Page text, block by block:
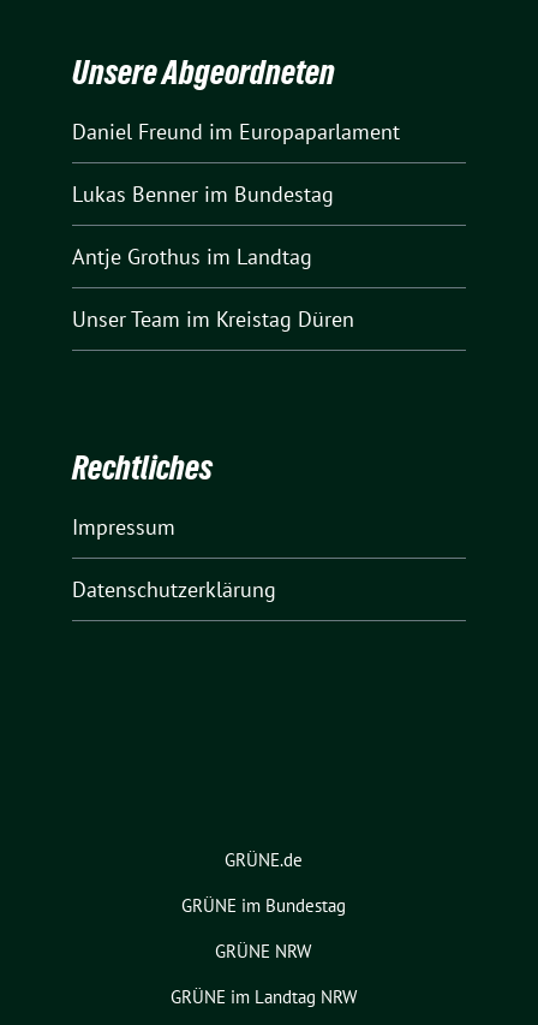
Unsere Abgeordneten
Daniel Freund im Europaparlament
Lukas Benner im Bundestag
Antje Grothus im Landtag
Unser Team im Kreistag Düren
Rechtliches
Impressum
Datenschutzerklärung
GRÜNE.de
GRÜNE im Bundestag
GRÜNE NRW
GRÜNE im Landtag NRW